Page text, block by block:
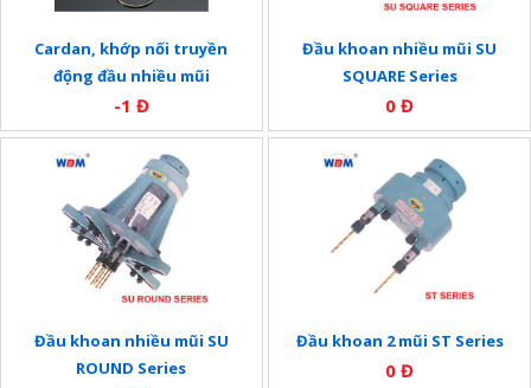
Cardan, khớp nối truyền
động đầu nhiều mũi
-1 Đ
Đầu khoan nhiều mũi SU
SQUARE Series
0 Đ
Đầu khoan nhiều mũi SU
ROUND Series
Đầu khoan 2 mũi ST Series
0 Đ